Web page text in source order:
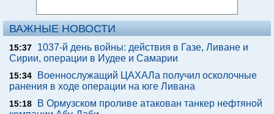
ВАЖНЫЕ НОВОСТИ
15:37
1037-й день войны: действия в Газе, Ливане и
Сирии, операции в Иудее и Самарии
15:34
Военнослужащий ЦАХАЛа получил осколочные
ранения в ходе операции на юге Ливана
15:18
В Ормузском проливе атакован танкер нефтяной